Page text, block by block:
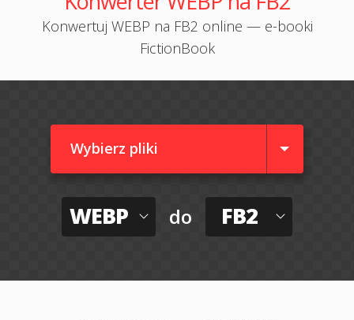
Konwertuj WEBP na FB2 online — e-booki
FictionBook
Wybierz pliki
WEBP do FB2